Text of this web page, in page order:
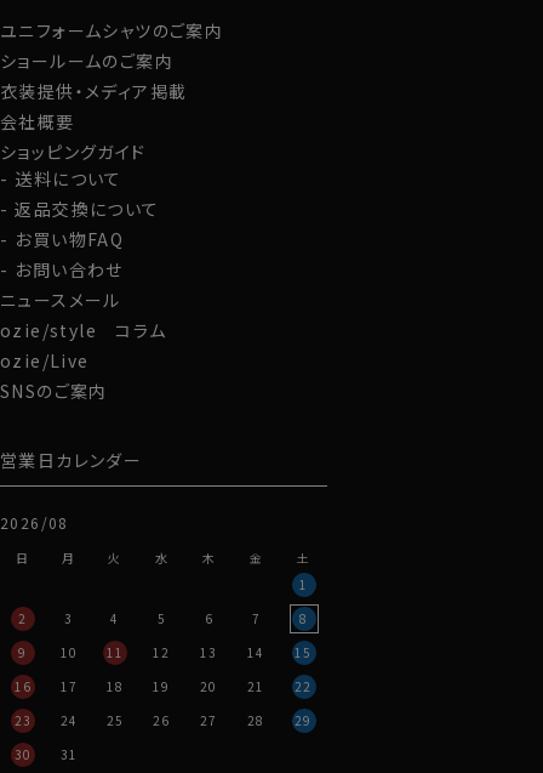
グローブ
ユニフォームシャツのご案内
ショールームのご案内
衣装提供・メディア掲載
会社概要
ショッピングガイド
送料について
返品交換について
お買い物FAQ
お問い合わせ
ニュースメール
ozie/style コラム
ozie/Live
SNSのご案内
営業日カレンダー
2026/08
日 月 火 水 木 金
土
1
2
3 4 5 6 7
8
9
10 11 12 13 14
15
16
17 18 19 20 21
22
23
24 25 26 27 28
29
30
31